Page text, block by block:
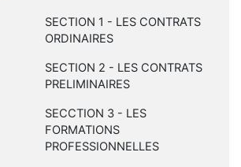
SECTION 1 - LES CONTRATS
ORDINAIRES
SECTION 2 - LES CONTRATS
PRELIMINAIRES
SECCTION 3 - LES
FORMATIONS
PROFESSIONNELLES